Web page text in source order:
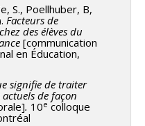
S., Poellhuber, B,
Facteurs de
des élèves du
[communication
en Éducation,
signifie de traiter
actuels de façon
. 10e colloque